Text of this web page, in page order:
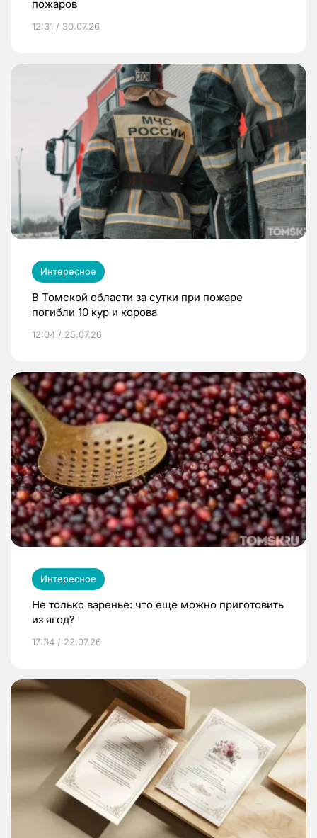
пожаров
12:31 / 30.07.26
Интересное
В Томской области за сутки при пожаре
погибли 10 кур и корова
12:04 / 25.07.26
Интересное
Не только варенье: что еще можно приготовить
из ягод?
17:34 / 22.07.26